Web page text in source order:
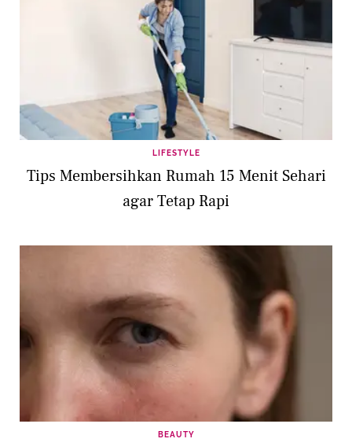
LIFESTYLE
Tips Membersihkan Rumah 15 Menit Sehari
agar Tetap Rapi
BEAUTY